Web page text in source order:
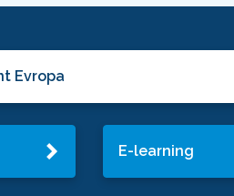
Evropa
E-learning